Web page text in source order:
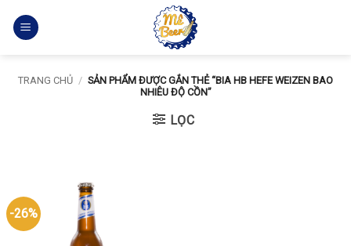
qua
TRANG CHỦ / SẢN PHẨM ĐƯỢC GẮN THẺ “BIA HB HEFE WEIZEN BAO
NHIÊU ĐỘ CỒN”
LỌC
-26%